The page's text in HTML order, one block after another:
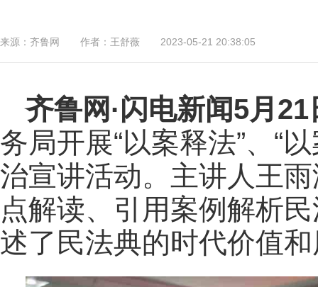
来源： 齐鲁网 作者： 王舒薇 2023-05-21 20:38:05
齐鲁网 ·闪电新闻5月21
务局开展“以案释法”、“
治宣讲活动。主讲人王
点解读、引用案例解析
述了民法典的时代价值